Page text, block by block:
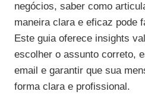
negócios, saber como
maneira clara e eficaz pode
Este guia oferece insights
escolher o assunto correto,
email e garantir que sua
forma clara e profissional.